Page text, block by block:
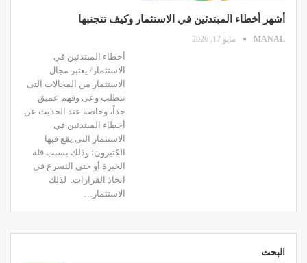
أشهر أخطاء المبتدئين في الاستثمار وكيف تتجنبها
MANAL مايو 17, 2026
أخطاء المبتدئين في
الاستثمار/ يعتبر مجال
الاستثمار من المجالات التى
تتطلب وعى وفهم عميق
جداً، وخاصة عند الحديث عن
أخطاء المبتدئين في
الاستثمار التى يقع فيها
الكثيرون؛ وذلك بسبب قلة
الخبرة أو حتى التسرع فى
اتخاذ القرارات. لذلك
الاستثمار …
البحث